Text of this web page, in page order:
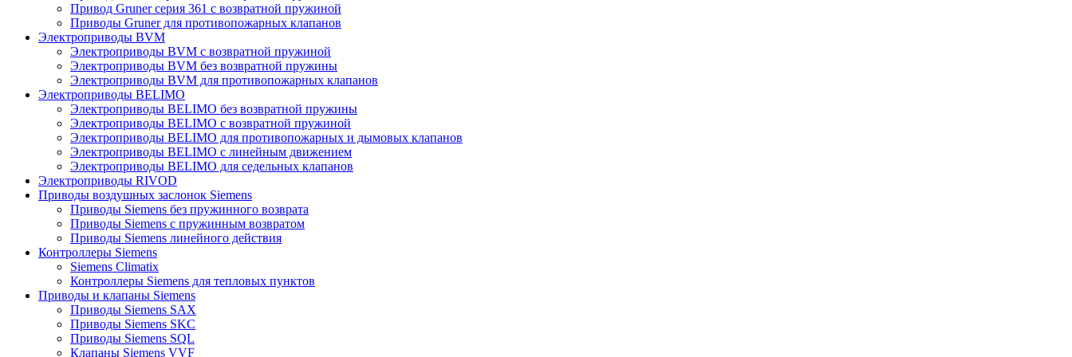
Привод Gruner серия 361 с возвратной пружиной
Приводы Gruner для противопожарных клапанов
Электроприводы BVM
Электроприводы BVM с возвратной пружиной
Электроприводы BVM без возвратной пружины
Электроприводы BVM для противопожарных клапанов
Электроприводы BELIMO
Электроприводы BELIMO без возвратной пружины
Электроприводы BELIMO с возвратной пружиной
Электроприводы BELIMO для противопожарных и дымовых клапанов
Электроприводы BELIMO с линейным движением
Электроприводы BELIMO для седельных клапанов
Электроприводы RIVOD
Приводы воздушных заслонок Siemens
Приводы Siemens без пружинного возврата
Приводы Siemens с пружинным возвратом
Приводы Siemens линейного действия
Контроллеры Siemens
Siemens Climatix
Контроллеры Siemens для тепловых пунктов
Приводы и клапаны Siemens
Приводы Siemens SAX
Приводы Siemens SKC
Приводы Siemens SQL
Клапаны Siemens VVF